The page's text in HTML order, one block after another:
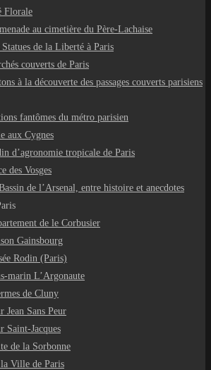
Florale
au cimetière du Père-Lachaise
Statues de la Liberté à Paris
couverts de Paris
à la découverte des passages couverts parisiens
fantômes du métro parisien
aux Cygnes
d’agronomie tropicale de Paris
des Vosges
de l’Arsenal, entre histoire et anecdotes
de le Corbusier
Gainsbourg
Rodin (Paris)
marin L’Argonaute
de Cluny
Jean Sans Peur
Saint-Jacques
de la Sorbonne
la Ville de Paris